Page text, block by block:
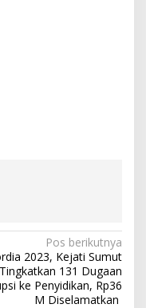
Pos berikutnya
2023, Kejati Sumut
Tingkatkan 131 Dugaan
ke Penyidikan, Rp36
M Diselamatkan